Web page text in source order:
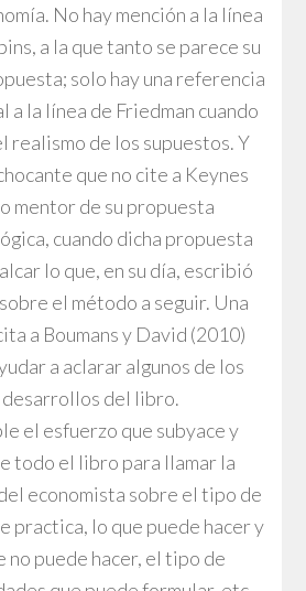
No hay mención a la línea
a la que tanto se parece su
solo hay una referencia
a la línea de Friedman cuando
realismo de los supuestos. Y
que no cite a Keynes
mentor de su propuesta
cuando dicha propuesta
lo que, en su día, escribió
el método a seguir. Una
a Boumans y David (2010)
a aclarar algunos de los
desarrollos del libro.
el esfuerzo que subyace y
todo el libro para llamar la
economista sobre el tipo de
practica, lo que puede hacer y
no puede hacer, el tipo de